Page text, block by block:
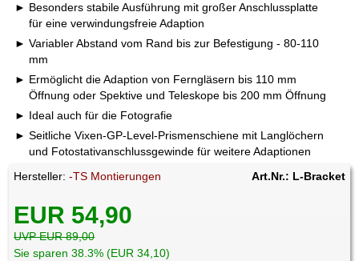
Besonders stabile Ausführung mit großer Anschlussplatte
für eine verwindungsfreie Adaption
Variabler Abstand vom Rand bis zur Befestigung - 80-110
mm
Ermöglicht die Adaption von Ferngläsern bis 110 mm
Öffnung oder Spektive und Teleskope bis 200 mm Öffnung
Ideal auch für die Fotografie
Seitliche Vixen-GP-Level-Prismenschiene mit Langlöchern
und Fotostativanschlussgewinde für weitere Adaptionen
Hersteller:-TS Montierungen Art.Nr.: L-Bracket
EUR 54,90
UVP EUR 89,00
Sie sparen 38.3% (EUR 34,10)